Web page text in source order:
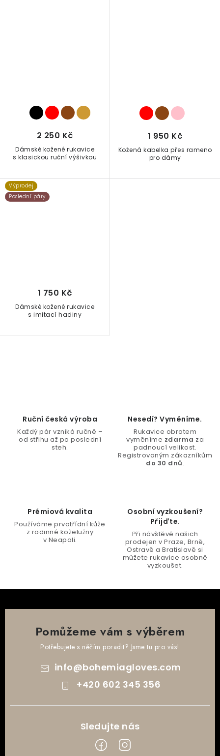
Dámské kožené rukavice
s klasickou ruční výšivkou
2 250 Kč
Kožená kabelka přes rameno
pro dámy
1 950 Kč
Dámské kožené rukavice
s imitací hadiny
Výprodej
Poslední páry
1 750 Kč
Ruční česká výroba
Každý pár vzniká ručně –
od střihu až po poslední
steh.
Nesedí? Vyměníme.
Rukavice obratem
vyměníme zdarma za
padnoucí velikost.
Registrovaným zákazníkům
do 30 dnů.
Prémiová kvalita
Používáme prvotřídní kůže
z rodinné koželužny
v Neapoli.
Osobní vyzkoušení?
Přijďte.
Při návštěvě našich
prodejen v Praze, Brně,
Ostravě a Bratislavě si
můžete rukavice osobně
vyzkoušet.
Pomůžeme vám s výběrem
Potřebujete s něčím poradit? Jsme tu pro vás!
info@bohemiagloves.com
+420 602 345 356